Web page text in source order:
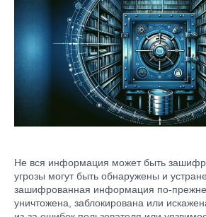
Не вся информация может быть
угрозы могут быть обнаружены и
зашифрованная информация по-
уничтожена, заблокирована или